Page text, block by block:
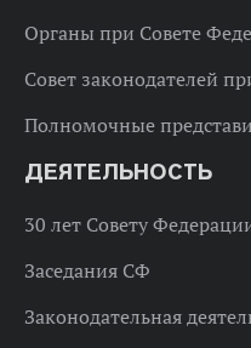
Органы при Совете
Совет законодателей
Полномочные
ДЕЯТЕЛЬНОСТЬ
30 лет Совету
Заседания СФ
Законодательная